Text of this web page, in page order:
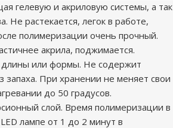
гелевую и акриловую системы, а так
Не растекается, легок в работе,
полимеризации очень прочный.
акрила, поджимается.
или формы. Не содержит
При хранении не меняет свои
до 50 градусов.
слой. Время полимеризации в
лампе от 1 до 2 минут в